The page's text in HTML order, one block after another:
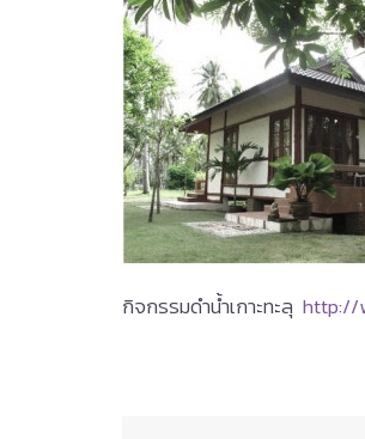
กิจกรรมดำน้ำเกาะทะลุ http://